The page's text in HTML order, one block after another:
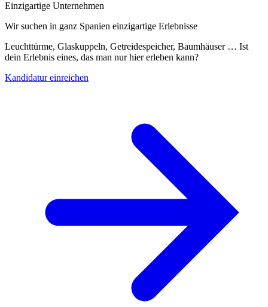
Einzigartige Unternehmen
Wir suchen in ganz Spanien einzigartige Erlebnisse
Leuchttürme, Glaskuppeln, Getreidespeicher, Baumhäuser … Ist
dein Erlebnis eines, das man nur hier erleben kann?
Kandidatur einreichen